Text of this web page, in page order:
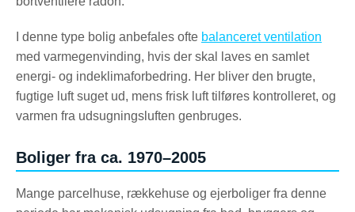
I denne type bolig anbefales ofte balanceret ventilation
med varmegenvinding, hvis der skal laves en samlet
energi- og indeklimaforbedring. Her bliver den brugte,
fugtige luft suget ud, mens frisk luft tilføres kontrolleret, og
varmen fra udsugningsluften genbruges.
Boliger fra ca. 1970–2005
Mange parcelhuse, rækkehuse og ejerboliger fra denne